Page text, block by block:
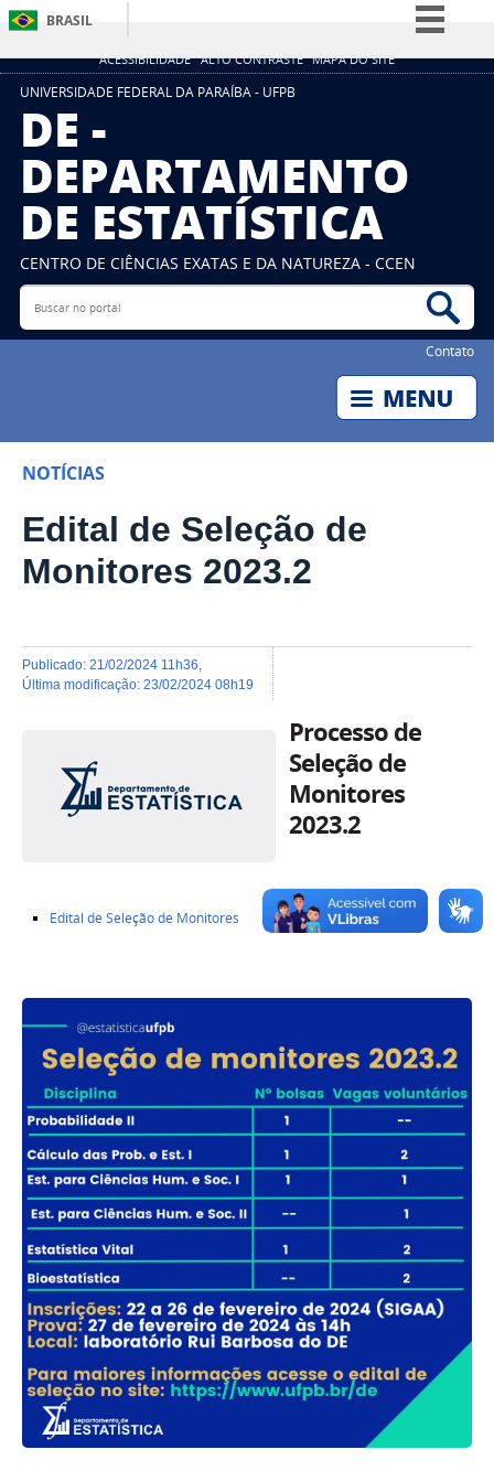
ACESSIBILIDADE ALTO CONTRASTE MAPA DO SITE
BRASIL
Simplifique!
Acesso à informação
Legislação
Canais
UNIVERSIDADE FEDERAL DA PARAÍBA - UFPB
DE -
DEPARTAMENTO
DE ESTATÍSTICA
CENTRO DE CIÊNCIAS EXATAS E DA NATUREZA - CCEN
Buscar no portal
Contato
NOTÍCIAS
Edital de Seleção de
Monitores 2023.2
publicado: 21/02/2024 11h36
última modificação: 23/02/2024 08h19
Processo de
Seleção de
Monitores
2023.2
Edital de Seleção de Monitores